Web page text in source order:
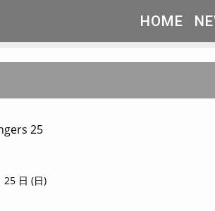
HOME
25
25 日 (日)